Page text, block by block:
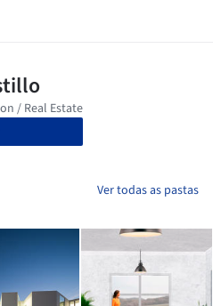
Ver todas as pastas